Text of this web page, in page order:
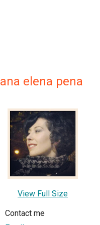
ana elena pena
View Full Size
Contact me